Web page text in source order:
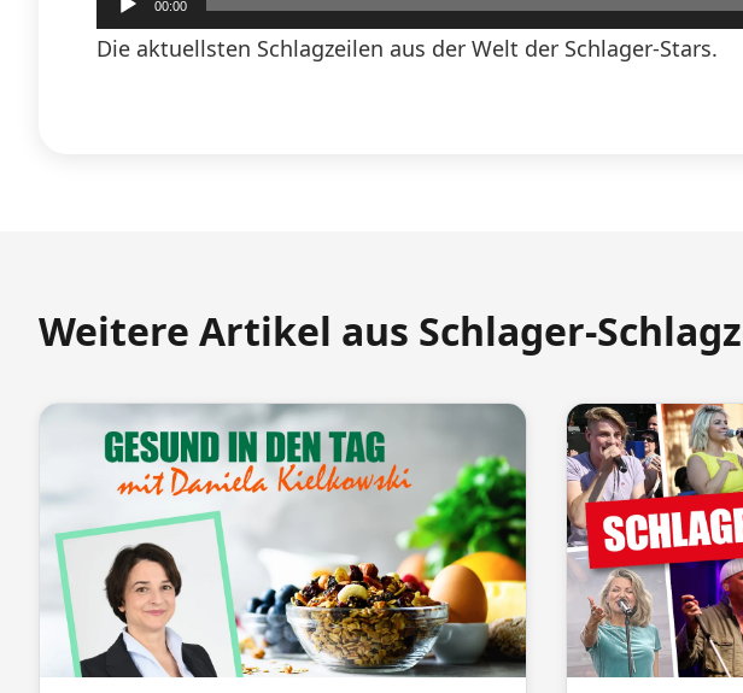
Player
00:00
Die aktuellsten Schlagzeilen aus der Welt der Schlager-Stars.
Weitere Artikel aus Schlager-